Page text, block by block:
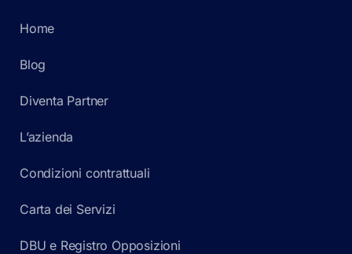
Home
Blog
Diventa Partner
L’azienda
Condizioni contrattuali
Carta dei Servizi
DBU e Registro Opposizioni